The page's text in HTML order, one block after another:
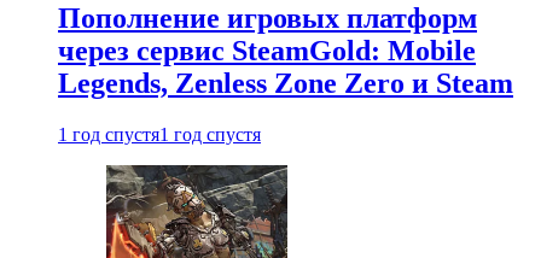
Пополнение игровых платформ
через сервис SteamGold: Mobile
Legends, Zenless Zone Zero и Steam
1 год спустя1 год спустя